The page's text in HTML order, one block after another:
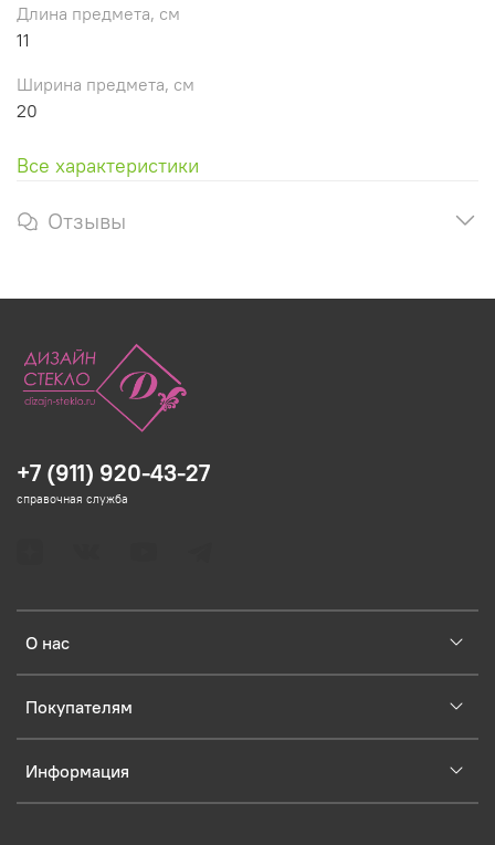
Длина предмета, см
11
Ширина предмета, см
20
Все характеристики
Отзывы
О нас
Покупателям
Информация
+7 (911) 920-43-27
справочная служба